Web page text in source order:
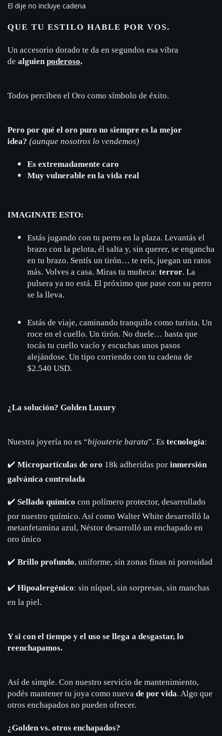
El dije no incluye cadena
QUE TU ESTILO HABLE POR VOS.
Un accesorio dorado te da en segundos esa vibra
de alguien poderoso.
Todos perciben el Oro como símbolo de éxito.
Pero por qué el oro puro no siempre es la mejor
idea? (aunque nosotros lo vendemos)
Es extremadamente caro
Muy vulnerable en la vida real
IMAGINATE ESTO:
Estás jugando con tu perro en la plaza. Levantás el
brazo con la pelota, él salta y, sin querer, se engancha
en tu brazo. Sentís un tirón… te reís, juegan un ratos
más. Volves a casa. Miras tu muñeca: terror. La
pulsera ya no está. El próximo que pase con su perro
se la lleva.
Estás de viaje, caminando tranquilo como turista. Un
roce en el cuello. Un tirón. No duele… hasta que
tocás tu cuello vacío y escuchas unos pasos
alejándose. Un tipo corriendo con tu cadena de
$2.540 USD.
¿La solución? Golden Luxury
Nuestra joyería no es “bijouterie barata”. Es tecnología:
✔️ Micropartículas de oro 18k adheridas por inmersión
galvánica controlada
✔️ Sellado químico con polímero protector, desarrollado
por nuestro químico. Así como Walter White desarrolló la
metanfetamina azul, Néstor desarrolló un enchapado en
oro único
✔️ Brillo profundo, uniforme, sin zonas finas ni porosidad
✔️ Hipoalergénico: sin níquel, sin sorpresas, sin manchas
en la piel.
Y si con el tiempo y el uso se llega a desgastar, lo
reenchapamos.
Así de simple. Con nuestro servicio de mantenimiento,
podés mantener tu joya como nueva de por vida. Algo que
otros enchapados no pueden ofrecer.
¿Golden vs. otros enchapados?